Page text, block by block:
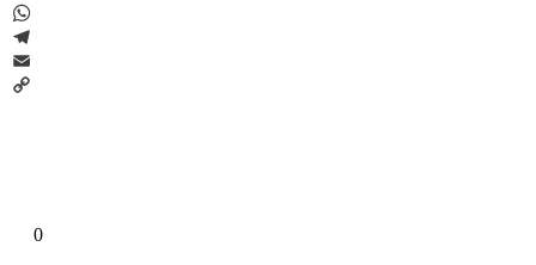
LinkedIn
WhatsApp
Telegram
Email
0